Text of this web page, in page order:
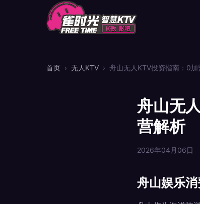
首页 › 无人KTV › 舟山无人KTV投资指南：0
舟山无
营解析
2026年04月06日
舟山娱乐